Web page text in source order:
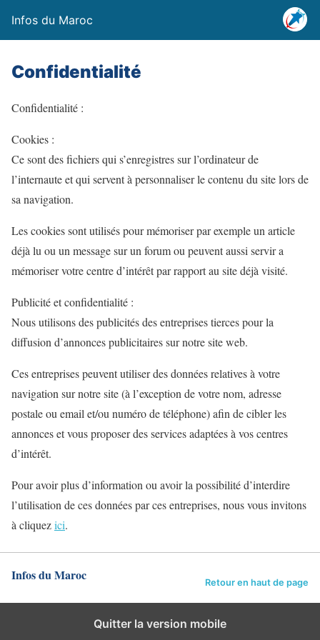
Infos du Maroc
Confidentialité
Confidentialité :
Cookies :
Ce sont des fichiers qui s’enregistres sur l’ordinateur de
l’internaute et qui servent à personnaliser le contenu du site lors de
sa navigation.
Les cookies sont utilisés pour mémoriser par exemple un article
déjà lu ou un message sur un forum ou peuvent aussi servir a
mémoriser votre centre d’intérêt par rapport au site déjà visité.
Publicité et confidentialité :
Nous utilisons des publicités des entreprises tierces pour la
diffusion d’annonces publicitaires sur notre site web.
Ces entreprises peuvent utiliser des données relatives à votre
navigation sur notre site (à l’exception de votre nom, adresse
postale ou email et/ou numéro de téléphone) afin de cibler les
annonces et vous proposer des services adaptées à vos centres
d’intérêt.
Pour avoir plus d’information ou avoir la possibilité d’interdire
l’utilisation de ces données par ces entreprises, nous vous invitons
à cliquezici.
Infos du Maroc Retour en haut de page
Quitter la version mobile